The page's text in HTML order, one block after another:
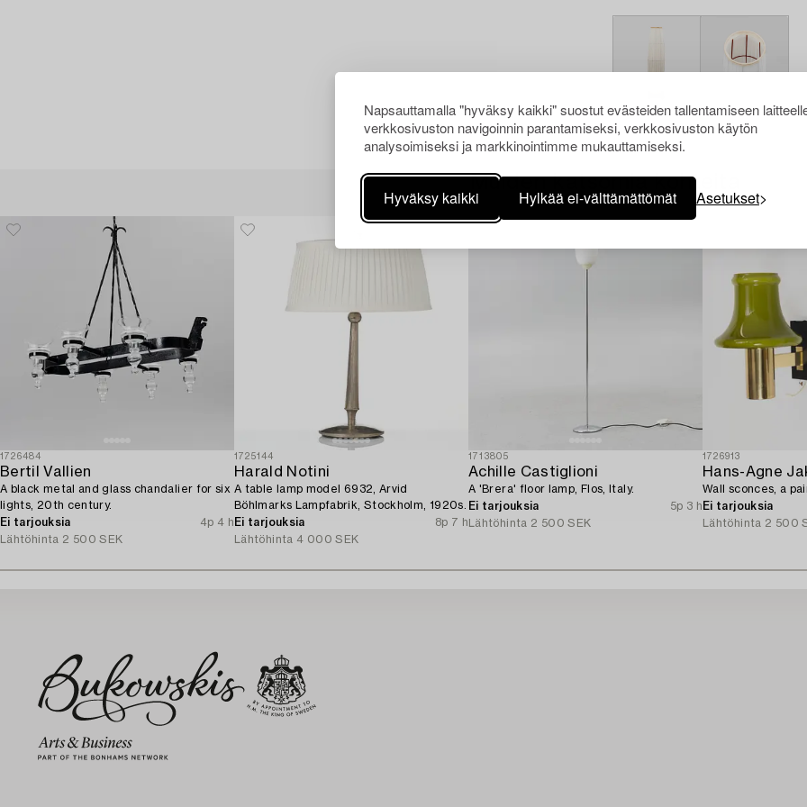
Napsauttamalla "hyväksy kaikki" suostut evästeiden tallentamiseen
verkkosivuston navigoinnin parantamiseksi, verkkosivuston käytön
analysoimiseksi ja markkinointimme mukauttamiseksi.
Hyväksy kaikki Hylkää ei-välttämättömät Asetukset
Muiden katsomia kohteita
1726484
Bertil Vallien
A black metal and glass chandalier for six
lights, 20th century.
Ei tarjouksia
4p 4 h
Lähtöhinta 2 500 SEK
1725144
Harald Notini
A table lamp model 6932, Arvid
Böhlmarks Lampfabrik, Stockholm, 1920s.
Ei tarjouksia
8p 7 h
Lähtöhinta 4 000 SEK
1713805
Achille Castiglioni
A 'Brera' floor lamp, Flos, Italy.
Ei tarjouksia
5p 3 h
Lähtöhinta 2 500 SEK
1726913
Hans-Agne
Wall sconces, a
Ei tarjouksia
Lähtöhinta 2 500